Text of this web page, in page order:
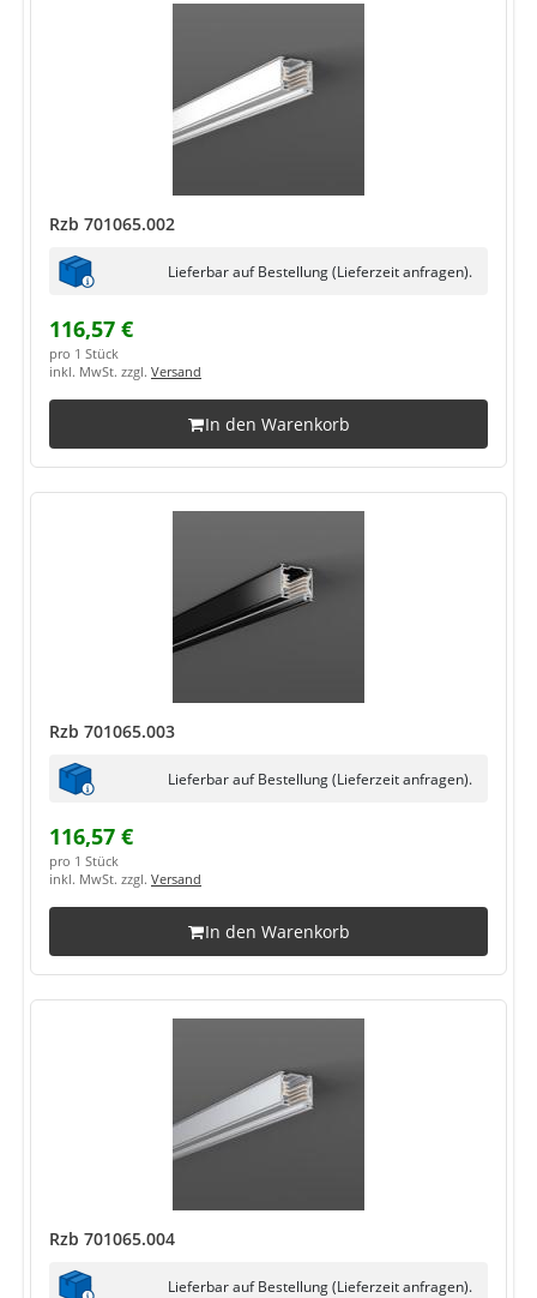
Rzb 701065.002
Lieferbar auf Bestellung (Lieferzeit anfragen).
116,57 €
pro 1 Stück
inkl. MwSt. zzgl. Versand
In den Warenkorb
Rzb 701065.003
Lieferbar auf Bestellung (Lieferzeit anfragen).
116,57 €
pro 1 Stück
inkl. MwSt. zzgl. Versand
In den Warenkorb
Rzb 701065.004
Lieferbar auf Bestellung (Lieferzeit anfragen).